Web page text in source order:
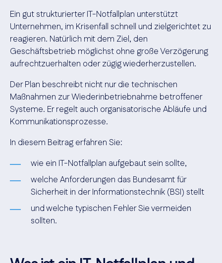
Ein gut strukturierter IT-Notfallplan unterstützt
Unternehmen, im Krisenfall schnell und zielgerichtet zu
reagieren. Natürlich mit dem Ziel, den
Geschäftsbetrieb möglichst ohne große Verzögerung
aufrechtzuerhalten oder zügig wiederherzustellen.
Der Plan beschreibt nicht nur die technischen
Maßnahmen zur Wiederinbetriebnahme betroffener
Systeme. Er regelt auch organisatorische Abläufe und
Kommunikationsprozesse.
In diesem Beitrag erfahren Sie:
wie ein IT-Notfallplan aufgebaut sein sollte,
welche Anforderungen das Bundesamt für
Sicherheit in der Informationstechnik (BSI) stellt
und welche typischen Fehler Sie vermeiden
sollten.